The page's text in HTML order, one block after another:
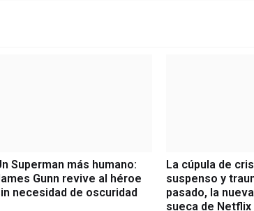
Superman más humano:
Gunn revive al héroe
necesidad de oscuridad
La cúpula de
suspenso y
pasado, la
sueca de Netflix